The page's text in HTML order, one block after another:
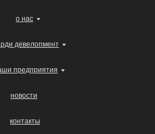
о нас
девелопмент
предприятия
контакты
новости